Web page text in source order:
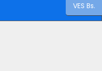
VES Bs.